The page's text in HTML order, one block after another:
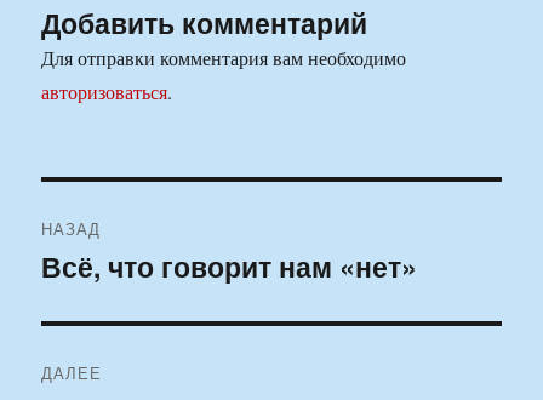
Добавить комментарий
Для отправки комментария вам необходимо
авторизоваться.
по
НАЗАД
Предыдущая
Всё, что говорит нам «нет»
ДАЛЕЕ